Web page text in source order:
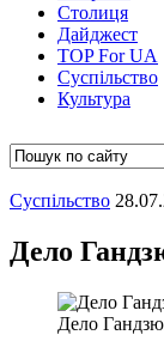
Столиця
Дайджест
TOP For UA
Суспiльство
Культура
Суспiльство
Дело
Дело